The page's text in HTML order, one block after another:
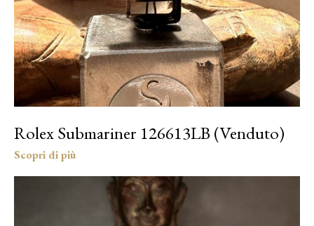
Rolex Submariner 126613LB (Venduto)